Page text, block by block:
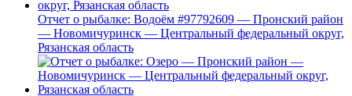
Отчет о рыбалке: Водоём #97792609 — Пронский район
— Новомичуринск — Центральный федеральный округ,
Рязанская область